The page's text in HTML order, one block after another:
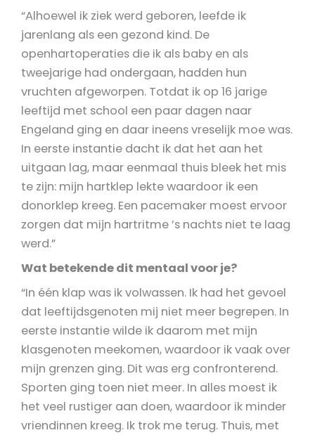
“Alhoewel ik ziek werd geboren, leefde ik
jarenlang als een gezond kind. De
openhartoperaties die ik als baby en als
tweejarige had ondergaan, hadden hun
vruchten afgeworpen. Totdat ik op 16 jarige
leeftijd met school een paar dagen naar
Engeland ging en daar ineens vreselijk moe was.
In eerste instantie dacht ik dat het aan het
uitgaan lag, maar eenmaal thuis bleek het mis
te zijn: mijn hartklep lekte waardoor ik een
donorklep kreeg. Een pacemaker moest ervoor
zorgen dat mijn hartritme ’s nachts niet te laag
werd.”
Wat betekende dit mentaal voor je?
“In één klap was ik volwassen. Ik had het gevoel
dat leeftijdsgenoten mij niet meer begrepen. In
eerste instantie wilde ik daarom met mijn
klasgenoten meekomen, waardoor ik vaak over
mijn grenzen ging. Dit was erg confronterend.
Sporten ging toen niet meer. In alles moest ik
het veel rustiger aan doen, waardoor ik minder
vriendinnen kreeg. Ik trok me terug. Thuis, met